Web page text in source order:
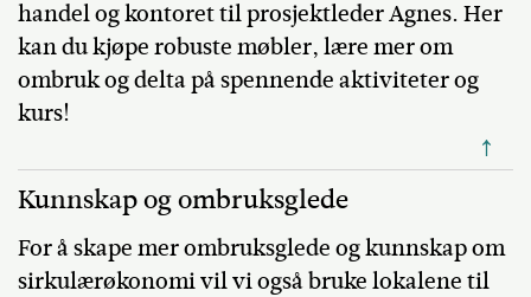
handel og kontoret til prosjektleder Agnes. Her
kan du kjøpe robuste møbler, lære mer om
ombruk og delta på spennende aktiviteter og
kurs!
↑
Kunnskap og ombruksglede
For å skape mer ombruksglede og kunnskap om
sirkulærøkonomi vil vi også bruke lokalene til